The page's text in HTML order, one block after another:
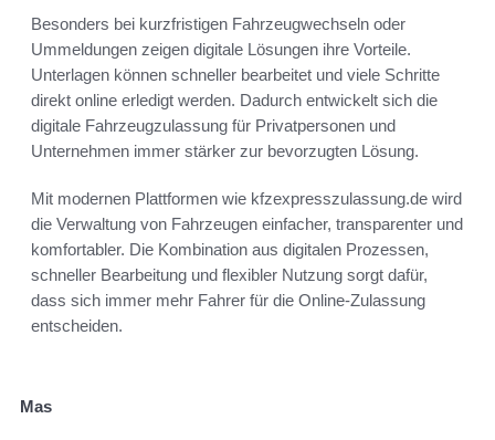
Besonders bei kurzfristigen Fahrzeugwechseln oder
Ummeldungen zeigen digitale Lösungen ihre Vorteile.
Unterlagen können schneller bearbeitet und viele Schritte
direkt online erledigt werden. Dadurch entwickelt sich die
digitale Fahrzeugzulassung für Privatpersonen und
Unternehmen immer stärker zur bevorzugten Lösung.
Mit modernen Plattformen wie kfzexpresszulassung.de wird
die Verwaltung von Fahrzeugen einfacher, transparenter und
komfortabler. Die Kombination aus digitalen Prozessen,
schneller Bearbeitung und flexibler Nutzung sorgt dafür,
dass sich immer mehr Fahrer für die Online-Zulassung
entscheiden.
Mas